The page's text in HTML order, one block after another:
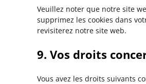
Veuillez noter que notre site
supprimez les cookies dans
revisiterez notre site web.
9. Vos droits
Vous avez les droits suivants